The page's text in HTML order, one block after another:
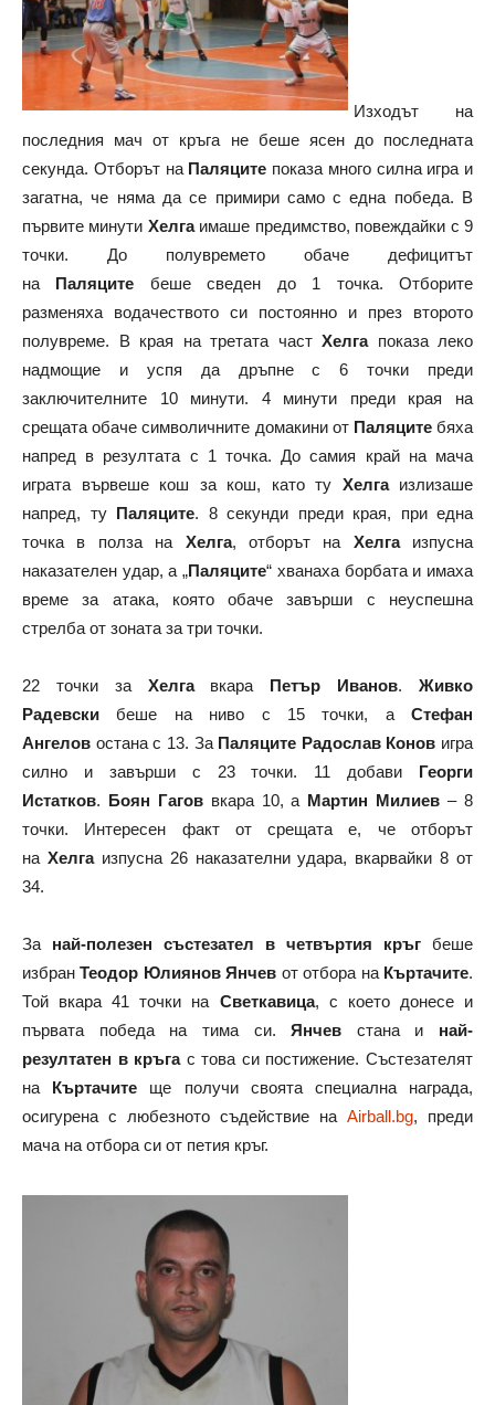
Изходът на
последния мач от кръга не беше ясен до последната
секунда. Отборът на Паляците показа много силна игра и
загатна, че няма да се примири само с една победа. В
първите минути Хелгаимаше предимство, повеждайки с 9
точки. До полувремето обаче дефицитът
на Паляците беше сведен до 1 точка. Отборите
разменяха водачеството си постоянно и през второто
полувреме. В края на третата част Хелгапоказа леко
надмощие и успя да дръпне с 6 точки преди
заключителните 10 минути. 4 минути преди края на
срещата обаче символичните домакини от Паляцитебяха
напред в резултата с 1 точка. До самия край на мача
играта вървеше кош за кош, като ту Хелгаизлизаше
напред, ту Паляците. 8 секунди преди края, при една
точка в полза на Хелга, отборът на Хелгаизпусна
наказателен удар, а „Паляците“ хванаха борбата и имаха
време за атака, която обаче завърши с неуспешна
стрелба от зоната за три точки.
22 точки за Хелгавкара Петър Иванов.Живко
Радевски беше на ниво с 15 точки, а Стефан
Ангелов остана с 13. За Паляците Радослав Конов игра
силно и завърши с 23 точки. 11 добави Георги
Истатков. Боян Гаговвкара 10, а Мартин Милиев – 8
точки. Интересен факт от срещата е, че отборът
на Хелгаизпусна 26 наказателни удара, вкарвайки 8 от
34.
За най-полезен състезател в четвъртия кръг беше
избранТеодор Юлиянов Янчев от отбора на Къртачите.
Той вкара 41 точки на Светкавица, с което донесе и
първата победа на тима си.Янчев стана и най-
резултатен в кръгас това си постижение. Състезателят
на Къртачите ще получи своята специална награда,
осигурена с любезното съдействие на Airball.bg, преди
мача на отбора си от петия кръг.